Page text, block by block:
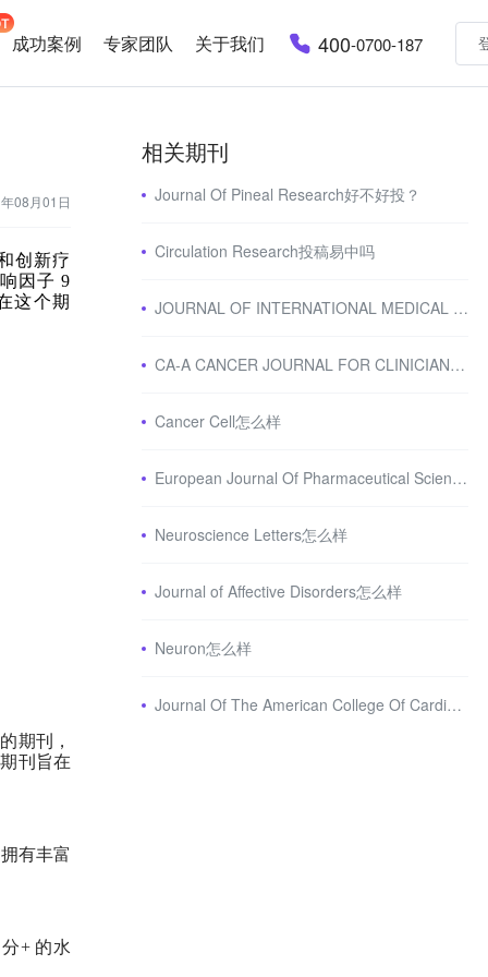
成功案例 专家团队 关于我们 400-0700-187
08月01日
创新疗
因子 9
这个期
期刊，
刊旨在
有丰富
+的水
相关期刊
Journal Of Pineal Research好不好投？
Circulation Research投稿易中吗
JOURNAL OF INTERNATIONAL MEDICAL RESEARCH怎么样
CA-A CANCER JOURNAL FOR CLINICIANS怎么样
Cancer Cell怎么样
European Journal Of Pharmaceutical Sciences好不好发
Neuroscience Letters怎么样
Journal of Affective Disorders怎么样
Neuron怎么样
Journal Of The American College Of Cardiology怎么样